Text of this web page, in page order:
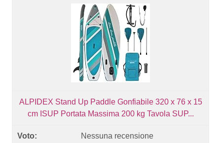
ALPIDEX Stand Up Paddle Gonfiabile 320 x 76 x 15
cm ISUP Portata Massima 200 kg Tavola SUP...
Nessuna recensione